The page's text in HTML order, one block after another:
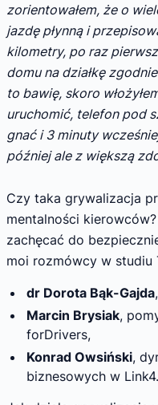
zorientowałem, że o
jazdę płynną i
kilometry, po raz
domu na działkę
to bawię, skoro
uruchomić, telefon pod
gnać i 3 minuty
później ale z większą
Czy taka grywalizacja
mentalności
zachęcać do
moi rozmówcy w studiu
dr Dorota Bąk-Gajda
Marcin Brysiak,
forDrivers,
Konrad Owsiński,
biznesowych w Link4.